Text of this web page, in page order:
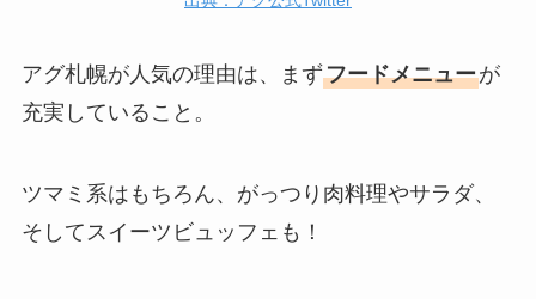
アグ札幌が人気の理由は、まずフードメニューが
充実していること。
ツマミ系はもちろん、がっつり肉料理やサラダ、
そしてスイーツビュッフェも！